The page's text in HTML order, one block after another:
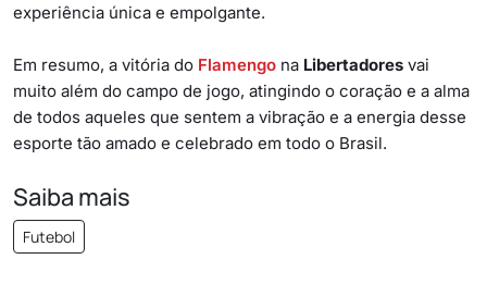
experiência única e empolgante.
Em resumo, a vitória do Flamengo na Libertadores vai
muito além do campo de jogo, atingindo o coração e a alma
de todos aqueles que sentem a vibração e a energia desse
esporte tão amado e celebrado em todo o Brasil.
Saiba mais
Futebol